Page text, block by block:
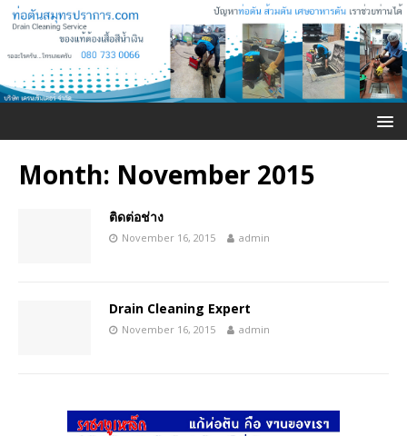
Month: November 2015
ติดต่อช่าง
November 16, 2015 admin
Drain Cleaning Expert
November 16, 2015 admin